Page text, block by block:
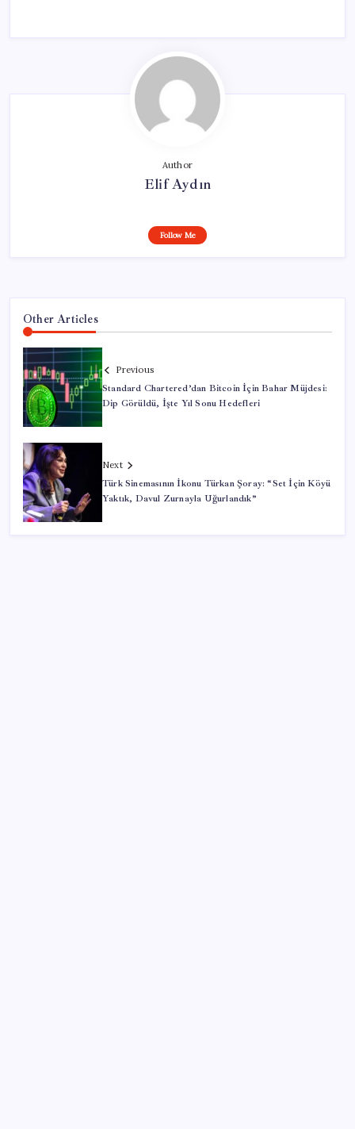
Author
Elif Aydın
Follow Me
Other Articles
Previous
Standard Chartered’dan Bitcoin İçin Bahar Müjdesi:
Dip Görüldü, İşte Yıl Sonu Hedefleri
Next
Türk Sinemasının İkonu Türkan Şoray: “Set İçin Köyü
Yaktık, Davul Zurnayla Uğurlandık”